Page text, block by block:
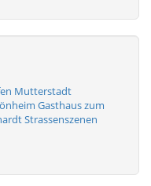
Mutterstadt
Gasthaus zum
Strassenszenen